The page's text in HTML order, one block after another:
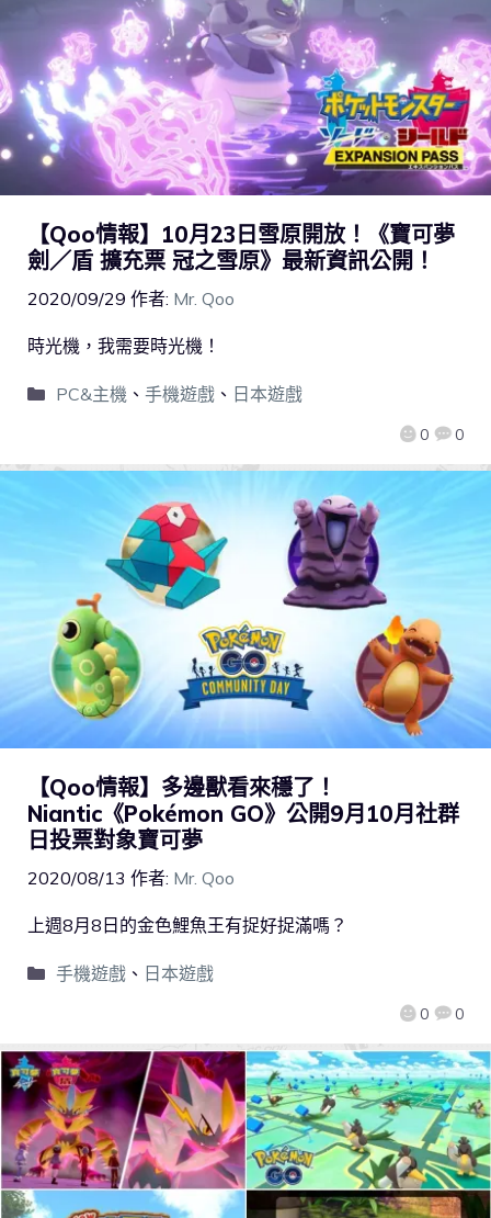
【Qoo情報】10月23日雪原開放！《寶可夢
劍／盾 擴充票 冠之雪原》最新資訊公開！
2020/09/29 作者: Mr. Qoo
0 0
時光機，我需要時光機！
PC&主機、 手機遊戲、 日本遊戲
【Qoo情報】多邊獸看來穩了！
Niantic《Pokémon GO》公開9月10月社群
日投票對象寶可夢
2020/08/13 作者: Mr. Qoo
0 0
上週8月8日的金色鯉魚王有捉好捉滿嗎？
手機遊戲、 日本遊戲